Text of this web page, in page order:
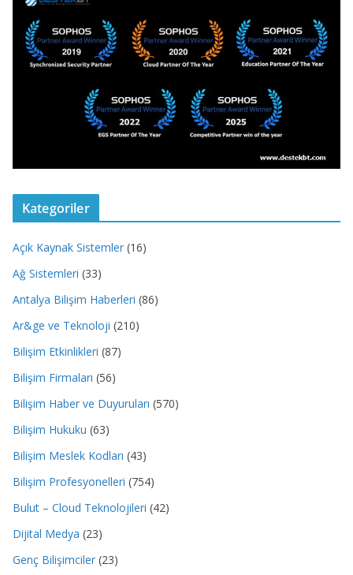
Kategoriler
Açık Kaynak Sistemler (16)
Ağ Sistemleri (33)
Antalya Bilişim Haberleri (86)
Ar&ge ve Teknoloji (210)
Bilişim Etkinlikleri (87)
Bilişim Firmaları (56)
Bilişim Haber ve Duyuruları (570)
Bilişim Hukuku (63)
Bilişim Meslek Kodları (43)
Bilişim Profesyonelleri (754)
Bulut – Cloud Teknolojileri (42)
Dijital Medya (23)
Genç Bilişimciler (23)